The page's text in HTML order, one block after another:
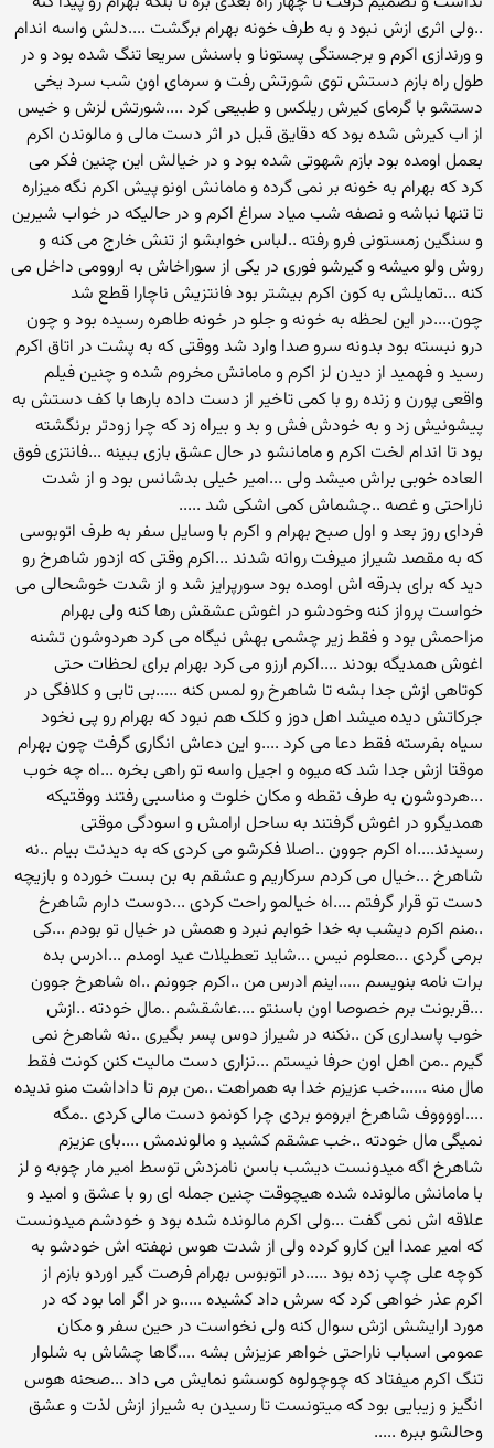
..ولی اثری ازش نبود و به طرف خونه بهرام برگشت ....دلش واسه اندام
و ورندازی اکرم و برجستگی پستونا و باسنش سریعا تنگ شده بود و در
طول راه بازم دستش توی شورتش رفت و سرمای اون شب سرد یخی
دستشو با گرمای کیرش ریلکس و طبیعی کرد ....شورتش لزش و خیس
از اب کیرش شده بود که دقایق قبل در اثر دست مالی و مالوندن اکرم
بعمل اومده بود بازم شهوتی شده بود و در خیالش این چنین فکر می
کرد که بهرام به خونه بر نمی گرده و مامانش اونو پیش اکرم نگه میزاره
تا تنها نباشه و نصفه شب میاد سراغ اکرم و در حالیکه در خواب شیرین
و سنگین زمستونی فرو رفته ..لباس خوابشو از تنش خارج می کنه و
روش ولو میشه و کیرشو فوری در یکی از سوراخاش به اروومی داخل می
کنه ...تمایلش به کون اکرم بیشتر بود فانتزیش ناچارا قطع شد
چون....در این لحظه به خونه و جلو در خونه طاهره رسیده بود و چون
درو نبسته بود بدونه سرو صدا وارد شد ووقتی که به پشت در اتاق اکرم
رسید و فهمید از دیدن لز اکرم و مامانش مخروم شده و چنین فیلم
واقعی پورن و زنده رو با کمی تاخیر از دست داده بارها با کف دستش به
پیشونیش زد و به خودش فش و بد و بیراه زد که چرا زودتر برنگشته
بود تا اندام لخت اکرم و مامانشو در حال عشق بازی ببینه ...فانتزی فوق
العاده خوبی براش میشد ولی ...امیر خیلی بدشانس بود و از شدت
ناراحتی و غصه ..چشماش کمی اشکی شد .....
فردای روز بعد و اول صبح بهرام و اکرم با وسایل سفر به طرف اتوبوسی
که به مقصد شیراز میرفت روانه شدند ...اکرم وقتی که ازدور شاهرخ رو
دید که برای بدرقه اش اومده بود سورپرایز شد و از شدت خوشحالی می
خواست پرواز کنه وخودشو در اغوش عشقش رها کنه ولی بهرام
مزاحمش بود و فقط زیر چشمی بهش نیگاه می کرد هردوشون تشنه
اغوش همدیگه بودند ....اکرم ارزو می کرد بهرام برای لحظات حتی
کوتاهی ازش جدا بشه تا شاهرخ رو لمس کنه .....بی تابی و کلافگی در
جرکاتش دیده میشد اهل دوز و کلک هم نبود که بهرام رو پی نخود
سیاه بفرسته فقط دعا می کرد ....و این دعاش انگاری گرفت چون بهرام
موقتا ازش جدا شد که میوه و اجیل واسه تو راهی بخره ...اه چه خوب
...هردوشون به طرف نقطه و مکان خلوت و مناسبی رفتند ووقتیکه
همدیگرو در اغوش گرفتند به ساحل ارامش و اسودگی موقتی
رسیدند....اه اکرم جوون ..اصلا فکرشو می کردی که به دیدنت بیام ..نه
شاهرخ ...خیال می کردم سرکاریم و عشقم به بن بست خورده و بازیچه
دست تو قرار گرفتم ....اه خیالمو راحت کردی ...دوست دارم شاهرخ
..منم اکرم دیشب به خدا خوابم نبرد و همش در خیال تو بودم ...کی
برمی گردی ...معلوم نیس ...شاید تعطیلات عید اومدم ...ادرس بده
برات نامه بنویسم .....اینم ادرس من ..اکرم جوونم ..اه شاهرخ جوون
...قربونت برم خصوصا اون باسنتو ....عاشقشم ..مال خودته ..ازش
خوب پاسداری کن ..نکنه در شیراز دوس پسر بگیری ..نه شاهرخ نمی
گیرم ..من اهل اون حرفا نیستم ...نزاری دست مالیت کنن کونت فقط
مال منه ......خب عزیزم خدا به همراهت ..من برم تا داداشت منو ندیده
....اووووف شاهرخ ابرومو بردی چرا کونمو دست مالی کردی ..مگه
نمیگی مال خودته ..خب عشقم کشید و مالوندمش ....بای عزیزم
شاهرخ اگه میدونست دیشب باسن نامزدش توسط امیر مار چوبه و لز
با مامانش مالونده شده هیچوقت چنین جمله ای رو با عشق و امید و
علاقه اش نمی گفت ...ولی اکرم مالونده شده بود و خودشم میدونست
که امیر عمدا این کارو کرده ولی از شدت هوس نهفته اش خودشو به
کوچه علی چپ زده بود .....در اتوبوس بهرام فرصت گیر اوردو بازم از
اکرم عذر خواهی کرد که سرش داد کشیده .....و در اگر اما بود که در
مورد ارایشش ازش سوال کنه ولی نخواست در حین سفر و مکان
عمومی اسباب ناراحتی خواهر عزیزش بشه ....گاها چشاش به شلوار
تنگ اکرم میفتاد که چوچولوه کوسشو نمایش می داد ...صحنه هوس
انگیز و زیبایی بود که میتونست تا رسیدن به شیراز ازش لذت و عشق
وحالشو ببره .....